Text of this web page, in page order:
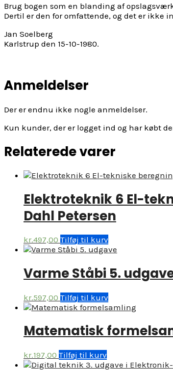
Brug bogen som en blanding af
Dertil er den for omfattende, og det er ikke
Jan Soelberg
Karlstrup den 15-10-1980.
Anmeldelser
Der er endnu ikke nogle anmeldelser.
Kun kunder, der er logget ind og har købt
Relaterede varer
Elektroteknik 6 El-
Dahl Petersen
kr.497,00 Tilføj til kurv
Varme Ståbi 5.
kr.597,00 Tilføj til kurv
Matematisk
kr.197,00 Tilføj til kurv